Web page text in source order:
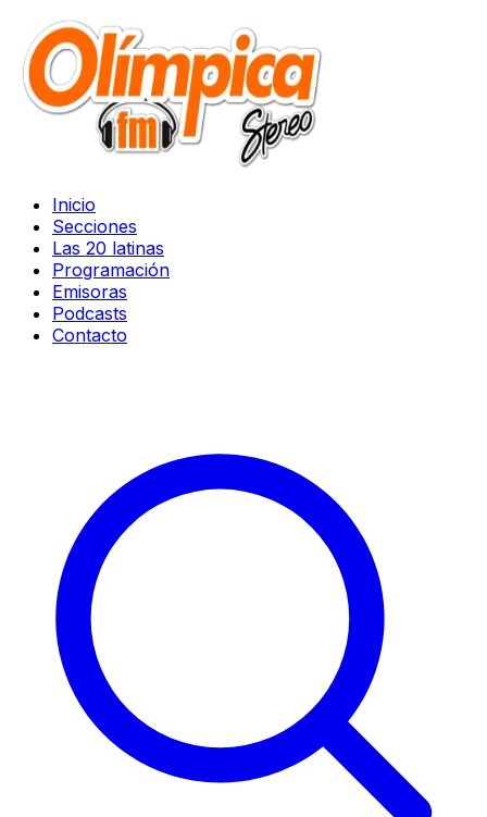
Inicio
Secciones
Las 20 latinas
Programación
Emisoras
Podcasts
Contacto